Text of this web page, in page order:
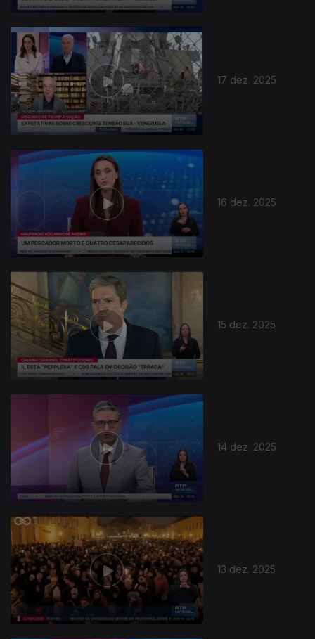
17 dez. 2025
16 dez. 2025
15 dez. 2025
14 dez. 2025
13 dez. 2025